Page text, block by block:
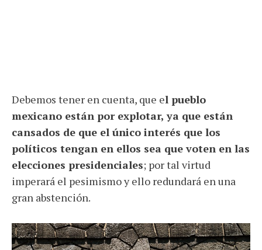
Debemos tener en cuenta, que el pueblo
mexicano están por explotar, ya que están
cansados de que el único interés que los
políticos tengan en ellos sea que voten en las
elecciones presidenciales; por tal virtud
imperará el pesimismo y ello redundará en una
gran abstención.